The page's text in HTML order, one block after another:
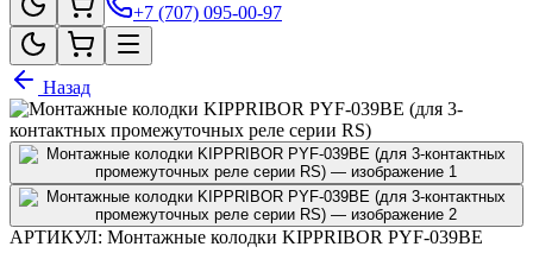
+7 (707) 095-00-97
Назад
АРТИКУЛ: Монтажные колодки KIPPRIBOR PYF-039BE